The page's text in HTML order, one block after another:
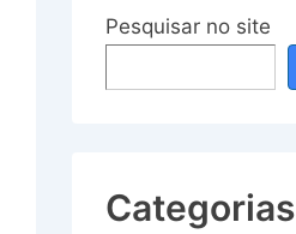
Pesquisar no site
Categorias